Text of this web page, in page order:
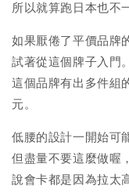
所以就算跑日本也不
如果厭倦了平價品牌
試著從這個牌子入門。
這個品牌有出多件組
元。
低腰的設計一開始可
但盡量不要這麼做喔
說會卡都是因為拉太